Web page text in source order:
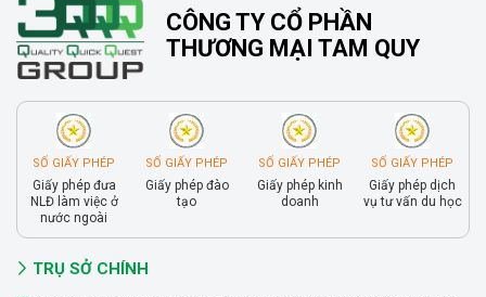
CÔNG TY CỔ PHẦN
THƯƠNG MẠI TAM QUY
SỐ GIẤY PHÉP
Giấy phép đưa
NLĐ làm việc ở
nước ngoài
SỐ GIẤY PHÉP
Giấy phép đào
tạo
SỐ GIẤY PHÉP
Giấy phép kinh
doanh
SỐ GIẤY PHÉP
Giấy phép dịch
vụ tư vấn du học
TRỤ SỞ CHÍNH